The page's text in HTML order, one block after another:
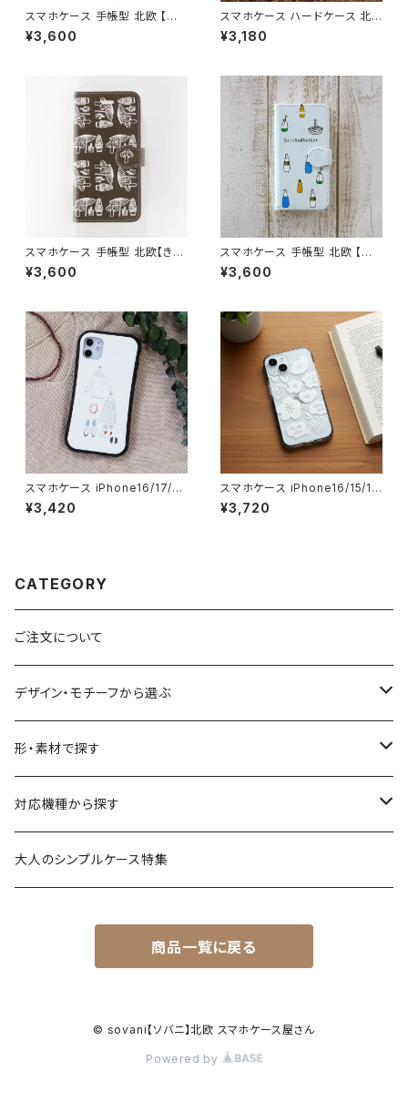
スマホケース 手帳型 北欧 【オ
レンジの木と鳥】 鳥 iPhone1
7/16/15/SE3/Android カード
¥3,600
スマホケース ハードケース 北
欧 iPhone17/16/15/pixel/gal
axy 花柄 黄色 大人可愛い 【お
¥3,180
スマホケース 手帳型 北欧【きの
こ柄・チョコレートブラウン】 iPh
one17/16/15/SE3/Android
¥3,600
スマホケース 手帳型 北欧 【ボト
ルとバスケット】手描き風 iPhon
e17/16/15/SE3/Android カー
¥3,600
スマホケース iPhone16/17/1
5/14/SE3 グリップケース 北欧
おしゃれ 耐衝撃 持ちやすい【幸
¥3,420
スマホケース iPhone16/15/1
3/SE3 北欧 クッションバンパー
透明 クリアケース 手描き イラ
¥3,720
CATEGORY
ご注文について
デザイン・モチーフから選ぶ
花柄・植物
生き物
食べ物
シンプル・幾何学模様
名入れが出来るデザイン
形・素材で探す
透明・クリアケース（ハードケース）
透明・ソフトケース（柔らか素材）
透明・クリアグリップケース
強化ガラス（9H）ケース
対応機種から探す
iPhone 17 シリーズ
iPhone 15 / 14 シリーズ
iPhone 13 / 12 ～以前
大人のシンプルケース特集
商品一覧に戻る
© sovani【ソバニ】北欧 スマホケース屋さん
Powered by